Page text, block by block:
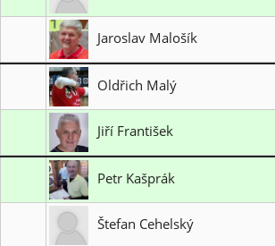
Jaroslav Malošík
SK Přerov 1908
Oldřich Malý
Jiří František
TJ Sokol Kostelec na Hané LK1997
Petr Kašprák
Štefan Cehelský